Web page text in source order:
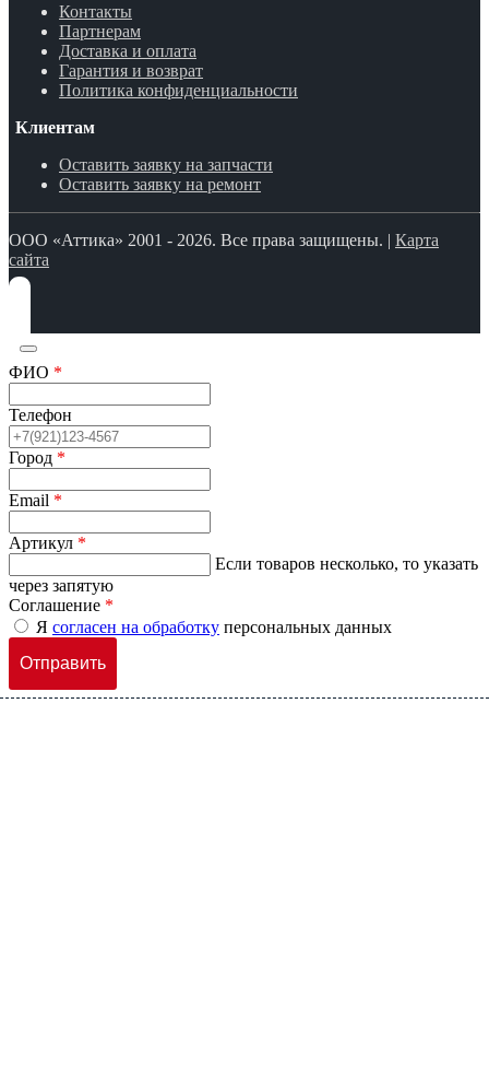
Контакты
Партнерам
Доставка и оплата
Гарантия и возврат
Политика конфиденциальности
Клиентам
Оставить заявку на запчасти
Оставить заявку на ремонт
ООО «Аттика» 2001 - 2026. Все права защищены. | Карта
сайта
ФИО *
Телефон
Город *
Email *
Артикул *
Если товаров несколько, то указать
через запятую
Соглашение *
Я согласен на обработку персональных данных